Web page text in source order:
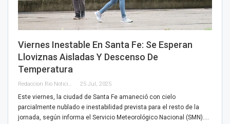
Viernes Inestable En Santa Fe: Se Esperan
Lloviznas Aisladas Y Descenso De
Temperatura
Redaccion Rio Noticias 25 Jul, 2025
Este viernes, la ciudad de Santa Fe amaneció con cielo
parcialmente nublado e inestabilidad prevista para el resto de la
jornada, según informa el Servicio Meteorológico Nacional (SMN).…